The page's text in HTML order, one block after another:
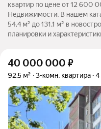
квартир по цене от 12 600
Недвижимости. В нашем
54,4 м² до 131,1 м² в
планировки и
40 000 000 ₽
92,5 м² 3-комн. квартира 4